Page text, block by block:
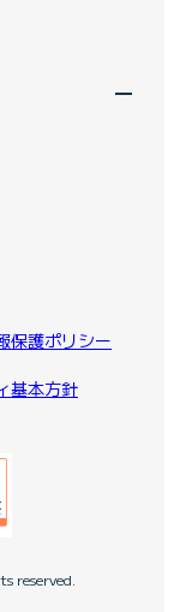
保護ポリシー
基本方針
reserved.